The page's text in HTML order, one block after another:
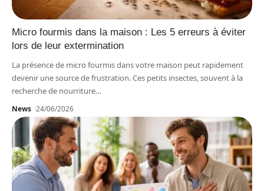
Micro fourmis dans la maison : Les 5 erreurs à éviter
lors de leur extermination
La présence de micro fourmis dans votre maison peut rapidement
devenir une source de frustration. Ces petits insectes, souvent à la
recherche de nourriture…
News 24/06/2026